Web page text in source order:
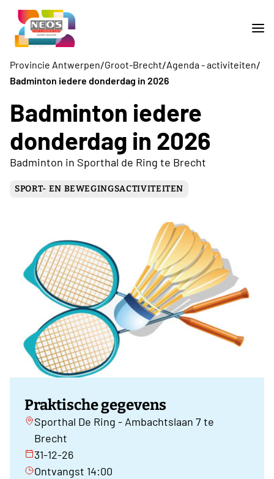
Provincie Antwerpen/Groot-Brecht/Agenda - activiteiten/
Badminton iedere donderdag in 2026
Badminton iedere
donderdag in 2026
Badminton in Sporthal de Ring te Brecht
SPORT- EN BEWEGINGSACTIVITEITEN
Praktische gegevens
Sporthal De Ring - Ambachtslaan 7 te
Brecht
31-12-26
Ontvangst 14:00